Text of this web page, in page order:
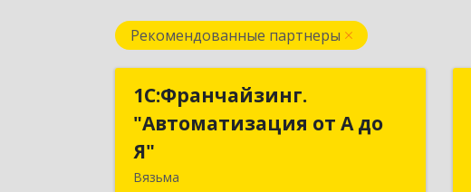
Рекомендованные партнеры
1С:Франчайзинг.
"Автоматизация от А до
Я"
Вязьма
1С:Франчайзинг.
"Автоматизация от А до